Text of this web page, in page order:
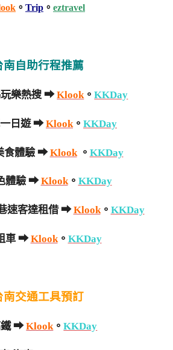
。 Trip 。 eztravel
南自助行程推薦
玩樂熱搜 ➡Klook。KKDay
日遊 ➡Klook。 KKDay
食體驗 ➡Klook。 KKDay
體驗 ➡Klook。 KKDay
速客達租借 ➡Klook。 KKDay
車 ➡Klook。 KKDay
南交通工具預訂
鐵 ➡Klook。KKDay